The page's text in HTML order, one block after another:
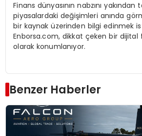
Finans dünyasının nabzını
piyasalardaki değişimleri anında
bir kaynak üzerinden bilgi edinmek
Enborsa.com, dikkat çeken bir
olarak konumlanıyor.
Benzer Haberler